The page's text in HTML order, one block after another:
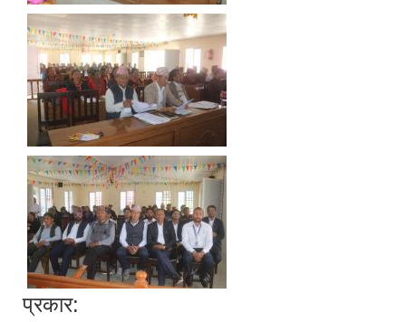
प्रकार: